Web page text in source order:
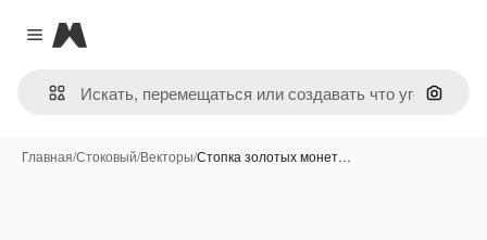
Close menu
Magnific
Поиск
Главная/Стоковый/Векторы/Стопка золотых монет…